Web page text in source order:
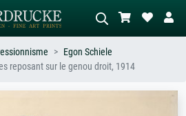
Egon Schiele
reposant sur le genou droit, 1914